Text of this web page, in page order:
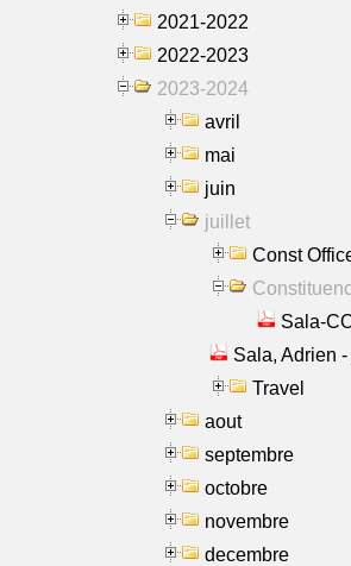
2021-2022
2022-2023
2023-2024
avril
mai
juin
juillet
Const
Sala-
Sala, Adrien
Travel
aout
septembre
octobre
novembre
decembre